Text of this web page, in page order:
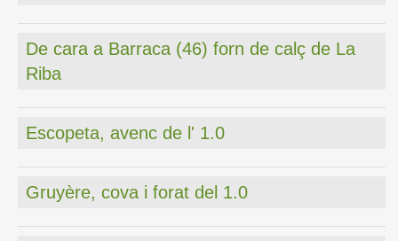
De cara a Barraca (46) forn de calç de La
Riba
Escopeta, avenc de l' 1.0
Gruyère, cova i forat del 1.0